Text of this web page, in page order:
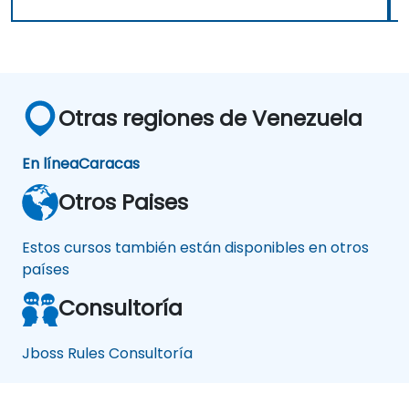
Otras regiones de Venezuela
En líneaCaracas
Otros Paises
Estos cursos también están disponibles en otros
países
Consultoría
Jboss Rules Consultoría